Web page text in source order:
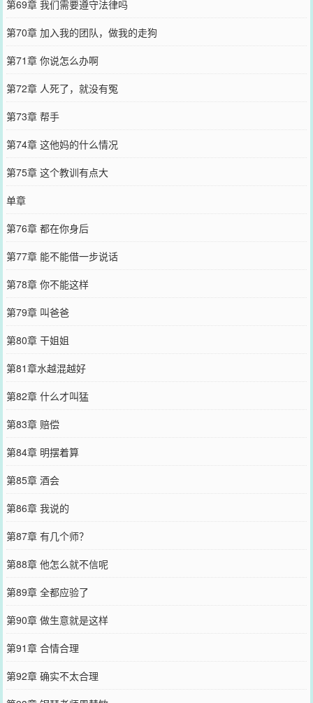
第69章 我们需要遵守法律吗
第70章 加入我的团队，做我的走狗
第71章 你说怎么办啊
第72章 人死了，就没有冤
第73章 帮手
第74章 这他妈的什么情况
第75章 这个教训有点大
单章
第76章 都在你身后
第77章 能不能借一步说话
第78章 你不能这样
第79章 叫爸爸
第80章 干姐姐
第81章水越混越好
第82章 什么才叫猛
第83章 赔偿
第84章 明摆着算
第85章 酒会
第86章 我说的
第87章 有几个师？
第88章 他怎么就不信呢
第89章 全都应验了
第90章 做生意就是这样
第91章 合情合理
第92章 确实不太合理